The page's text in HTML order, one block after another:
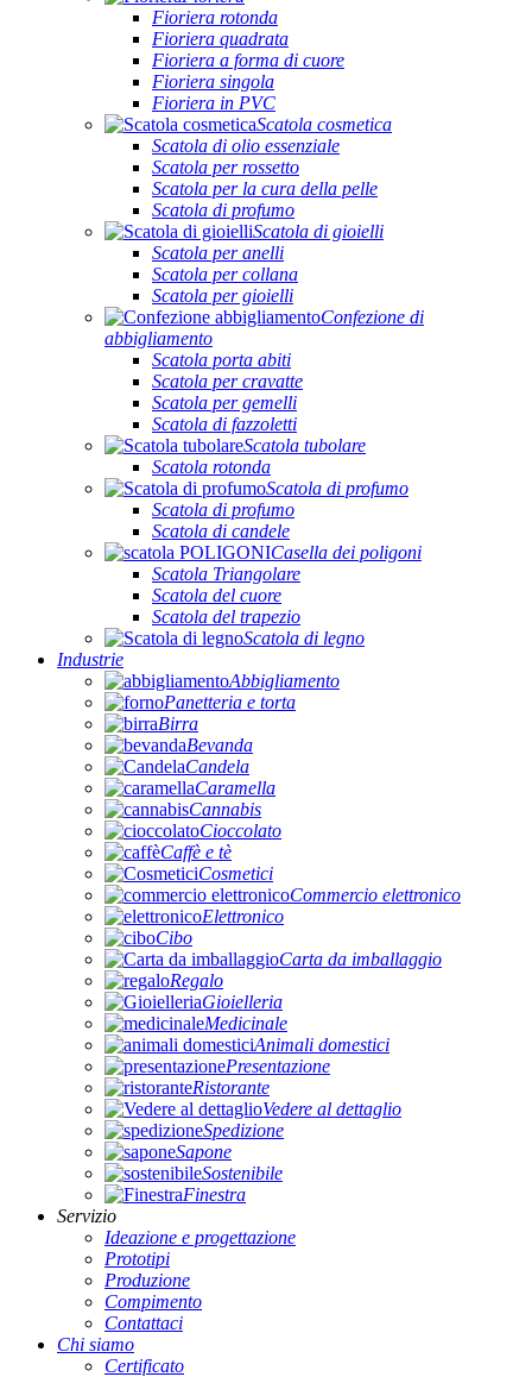
Fioriera rotonda
Fioriera quadrata
Fioriera a forma di cuore
Fioriera singola
Fioriera in PVC
Scatola cosmetica
Scatola di olio essenziale
Scatola per rossetto
Scatola per la cura della pelle
Scatola di profumo
Scatola di gioielli
Scatola per anelli
Scatola per collana
Scatola per gioielli
Confezione di
abbigliamento
Scatola porta abiti
Scatola per cravatte
Scatola per gemelli
Scatola di fazzoletti
Scatola tubolare
Scatola rotonda
Scatola di profumo
Scatola di profumo
Scatola di candele
Casella dei poligoni
Scatola Triangolare
Scatola del cuore
Scatola del trapezio
Scatola di legno
Industrie
Abbigliamento
Panetteria e torta
Birra
Bevanda
Candela
Caramella
Cannabis
Cioccolato
Caffè e tè
Cosmetici
Commercio elettronico
Elettronico
Cibo
Carta da imballaggio
Regalo
Gioielleria
Medicinale
Animali domestici
Presentazione
Ristorante
Vedere al dettaglio
Spedizione
Sapone
Sostenibile
Finestra
Servizio
Ideazione e progettazione
Prototipi
Produzione
Compimento
Contattaci
Chi siamo
Certificato